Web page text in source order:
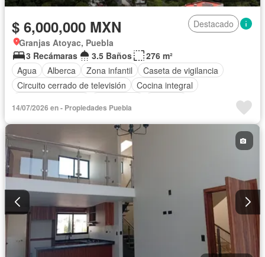
$ 6,000,000 MXN
Destacado
Granjas Atoyac, Puebla
3 Recámaras
3.5 Baños
276 m²
Agua
Alberca Zona infantil
Caseta de vigilancia
Circuito cerrado de televisión
Cocina integral
Estacionamiento
Gimnasio
Sala polivalente
Zonas verdes
Sin amueblar
14/07/2026 en - Propiedades Puebla